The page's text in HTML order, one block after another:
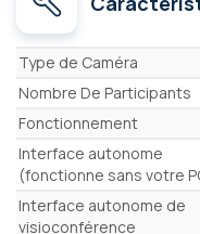
Caractéristiques
Type de Caméra
Nombre De Participants
Fonctionnement
Interface autonome
(fonctionne sans votre
Interface autonome de
visioconférence